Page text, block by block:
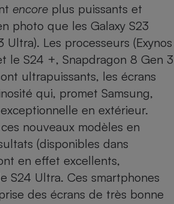
encore plus puissants et
photo que les Galaxy S23
Ultra). Les processeurs (Exynos
le S24 +, Snapdragon 8 Gen 3
ultrapuissants, les écrans
qui, promet Samsung,
en extérieur.
nouveaux modèles en
(disponibles dans
en effet excellents,
S24 Ultra. Ces smartphones
des écrans de très bonne